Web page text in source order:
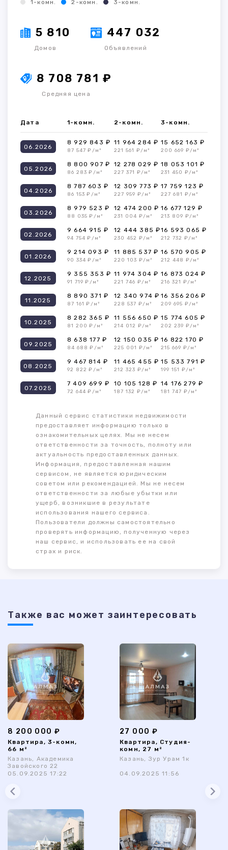
1-комн. 2-комн. 3-комн.
5 810
Домов
447 032
Объявлений
8 708 781 ₽
Средняя цена
Дата 1-комн. 2-комн. 3-комн.
06.2026
8 929 843 ₽
87 547 ₽/м²
11 964 284 ₽
221 561 ₽/м²
15 652 163 ₽
200 669 ₽/м²
05.2026
8 800 907 ₽
86 283 ₽/м²
12 278 029 ₽
227 371 ₽/м²
18 053 101 ₽
231 450 ₽/м²
04.2026
8 787 603 ₽
86 153 ₽/м²
12 309 773 ₽
227 959 ₽/м²
17 759 123 ₽
227 681 ₽/м²
03.2026
8 979 523 ₽
88 035 ₽/м²
12 474 200 ₽
231 004 ₽/м²
16 677 129 ₽
213 809 ₽/м²
02.2026
9 664 915 ₽
94 754 ₽/м²
12 444 385 ₽
230 452 ₽/м²
16 593 065 ₽
212 732 ₽/м²
01.2026
9 214 093 ₽
90 334 ₽/м²
11 885 537 ₽
220 103 ₽/м²
16 570 905 ₽
212 448 ₽/м²
12.2025
9 355 353 ₽
91 719 ₽/м²
11 974 304 ₽
221 746 ₽/м²
16 873 024 ₽
216 321 ₽/м²
11.2025
8 890 371 ₽
87 161 ₽/м²
12 340 974 ₽
228 537 ₽/м²
16 356 206 ₽
209 695 ₽/м²
10.2025
8 282 365 ₽
81 200 ₽/м²
11 556 650 ₽
214 012 ₽/м²
15 774 605 ₽
202 239 ₽/м²
09.2025
8 638 177 ₽
84 688 ₽/м²
12 150 035 ₽
225 001 ₽/м²
16 822 170 ₽
215 669 ₽/м²
08.2025
9 467 814 ₽
92 822 ₽/м²
11 465 455 ₽
212 323 ₽/м²
15 533 791 ₽
199 151 ₽/м²
07.2025
7 409 699 ₽
72 644 ₽/м²
10 105 128 ₽
187 132 ₽/м²
14 176 279 ₽
181 747 ₽/м²
Данный сервис статистики недвижимости
предоставляет информацию только в
ознакомительных целях. Мы не несем
ответственности за точность, полноту или
актуальность предоставленных данных.
Информация, предоставленная нашим
сервисом, не является юридическим
советом или рекомендацией. Мы не несем
ответственности за любые убытки или
ущерб, возникшие в результате
использования нашего сервиса.
Пользователи должны самостоятельно
проверять информацию, полученную через
наш сервис, и использовать ее на свой
страх и риск.
Также ваc может заинтересовать
8 200 000 ₽
Квартира, 3-комн,
66 м²
Казань, Академика
Завойского 22
05.09.2025 17:22
27 000 ₽
Квартира, Студия-
комн, 27 м²
Казань, Зур Урам 1к
04.09.2025 11:56